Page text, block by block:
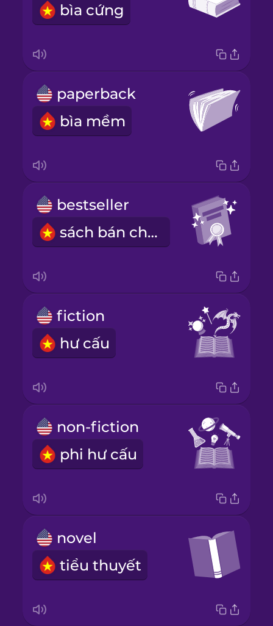
bìa cứng
paperback
bìa mềm
bestseller
sách bán chạy
fiction
hư cấu
non-fiction
phi hư cấu
novel
tiểu thuyết